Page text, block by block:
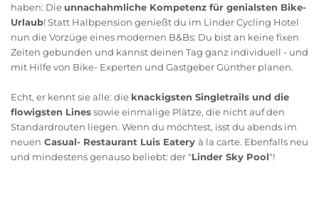
haben: Die unnachahmliche Kompetenz für genialsten Bike-
Urlaub! Statt Halbpension genießt du im Linder Cycling Hotel
nun die Vorzüge eines modernen B&Bs: Du bist an keine fixen
Zeiten gebunden und kannst deinen Tag ganz individuell - und
mit Hilfe von Bike- Experten und Gastgeber Günther planen.
Echt, er kennt sie alle: die knackigsten Singletrails und die
flowigsten Linessowie einmalige Plätze, die nicht auf den
Standardrouten liegen. Wenn du möchtest, isst du abends im
neuen Casual- Restaurant Luis Eatery à la carte. Ebenfalls neu
und mindestens genauso beliebt: der "Linder Sky Pool"!